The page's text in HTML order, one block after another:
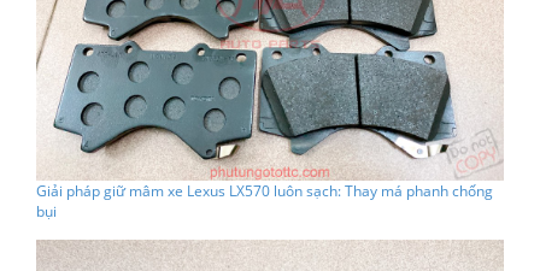
Giải pháp giữ mâm xe Lexus LX570 luôn sạch: Thay má phanh chống
bụi